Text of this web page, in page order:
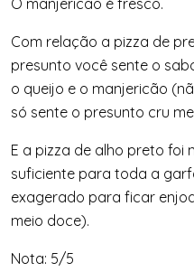
O manjericão é fresco.
Com relação a pizza de
presunto você sente o
o queijo e o manjericão
só sente o presunto cru
E a pizza de alho preto foi
suficiente para toda a
exagerado para ficar
meio doce).
Nota: 5/5